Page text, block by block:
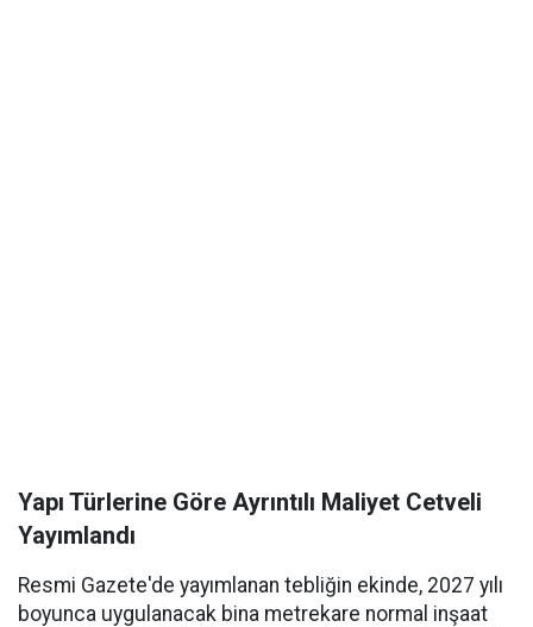
Yapı Türlerine Göre Ayrıntılı Maliyet Cetveli
Yayımlandı
Resmi Gazete'de yayımlanan tebliğin ekinde, 2027 yılı
boyunca uygulanacak bina metrekare normal inşaat